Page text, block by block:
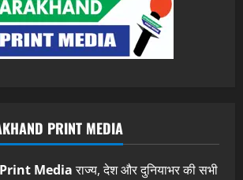
PRINT MEDIA
Mediaराज्य, देश और दुनियाभर की सभी